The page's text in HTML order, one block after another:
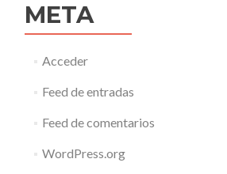
META
Acceder
Feed de entradas
Feed de comentarios
WordPress.org